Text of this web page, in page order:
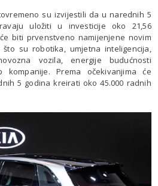
su izvijestili da u narednih 5
uložiti u investicije oko 21,56
biti prvenstveno namijenjene novim
su robotika, umjetna inteligencija,
vozila, energije budućnosti
Prema očekivanjima će
5 godina kreirati oko 45.000 radnih